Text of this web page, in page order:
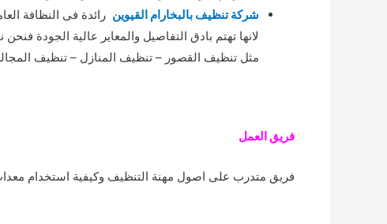
شركة تنظيف بالبخارام القيوين رائدة فى النظافة
لانها تهتم بادق التفاصيل والمعاير عالية الجودة
مثل تنظيف القصور – تنظيف المنازل – تنظيف
فريق العمل
فريق متدرب على اصول مهنة التنظيف وكيفية استخدام